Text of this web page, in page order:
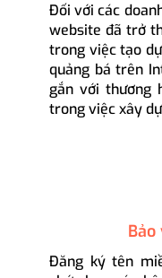
Đối với các
website đã trở
trong việc tạo
quảng bá trên
gắn với thương
trong việc xây
Đăng ký tên